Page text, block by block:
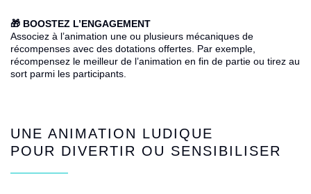
🎁 BOOSTEZ L’ENGAGEMENT
Associez à l’animation une ou plusieurs mécaniques de
récompenses avec des dotations offertes. Par exemple,
récompensez le meilleur de l’animation en fin de partie ou tirez au
sort parmi les participants.
UNE ANIMATION LUDIQUE
POUR DIVERTIR OU SENSIBILISER